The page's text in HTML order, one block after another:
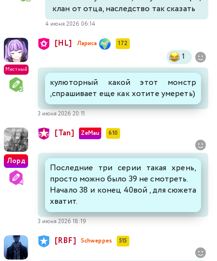
клан от отца, наследство так сказать
4 июня 2026 06:14
Местный
[HL] Лариса 172
1
кулюторный какой этот монстр
,спрашивает еще как хотите умереть)
3 июня 2026 20:11
Лорд
[Tan] ZeMau 610
Последние три серии такая хрень,
просто можно было 39 не смотреть.
Начало 38 и конец 40вой , для сюжета
хватит.
3 июня 2026 18:19
[RBF] Schweppes 515